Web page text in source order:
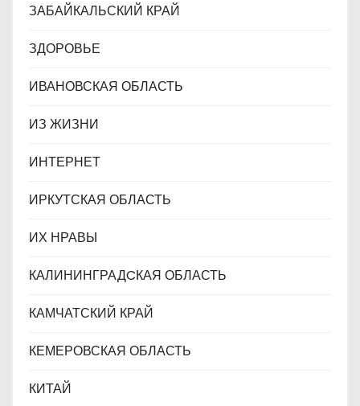
ЗАБАЙКАЛЬСКИЙ КРАЙ
ЗДОРОВЬЕ
ИВАНОВСКАЯ ОБЛАСТЬ
ИЗ ЖИЗНИ
ИНТЕРНЕТ
ИРКУТСКАЯ ОБЛАСТЬ
ИХ НРАВЫ
КАЛИНИНГРАДCКАЯ ОБЛАСТЬ
КАМЧАТСКИЙ КРАЙ
КЕМЕРОВСКАЯ ОБЛАСТЬ
КИТАЙ